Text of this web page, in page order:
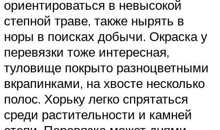
ориентироваться в невысокой
степной траве, также нырять в
норы в поисках добычи. Окраска у
перевязки тоже интересная,
туловище покрыто разноцветными
вкрапинками, на хвосте несколько
полос. Хорьку легко спрятаться
среди растительности и камней